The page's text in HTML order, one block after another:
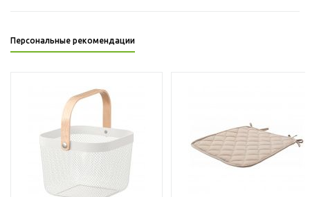
Персональные рекомендации